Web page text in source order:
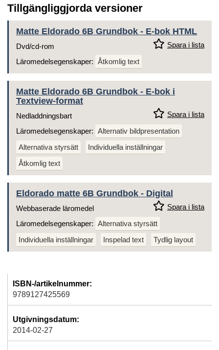
Tillgängliggjorda versioner
Matte Eldorado 6B Grundbok - E-bok HTML
Spara i lista
Dvd/cd-rom
Läromedelsegenskaper: Åtkomlig text
Matte Eldorado 6B Grundbok - E-bok i
Textview-format
Spara i lista
Nedladdningsbart
Läromedelsegenskaper: Alternativ bildpresentation
Alternativa styrsätt
Individuella inställningar
Åtkomlig text
Eldorado matte 6B Grundbok - Digital
Spara i lista
Webbaserade läromedel
Läromedelsegenskaper: Alternativa styrsätt
Individuella inställningar
Inspelad text Tydlig layout
ISBN-/artikelnummer:
9789127425569
Utgivningsdatum:
2014-02-27